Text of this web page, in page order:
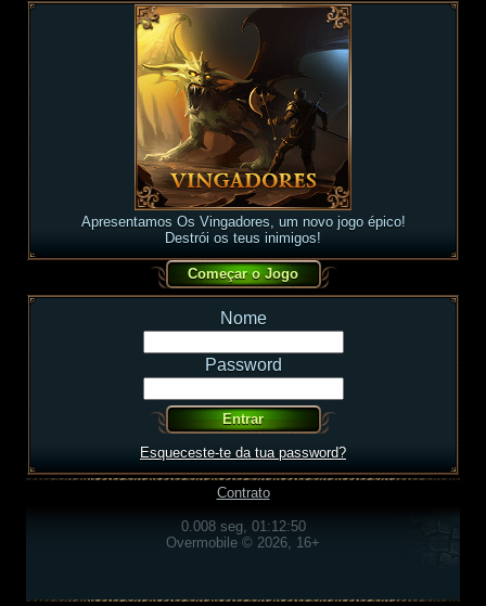
Apresentamos Os Vingadores, um novo jogo épico!
Destrói os teus inimigos!
Nome
Password
Esqueceste-te da tua password?
Contrato
0.008 seg, 01:12:50
Overmobile © 2026, 16+